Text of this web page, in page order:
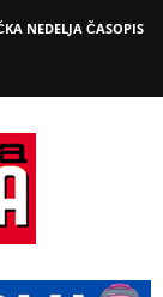
NEDELJA ČASOPIS